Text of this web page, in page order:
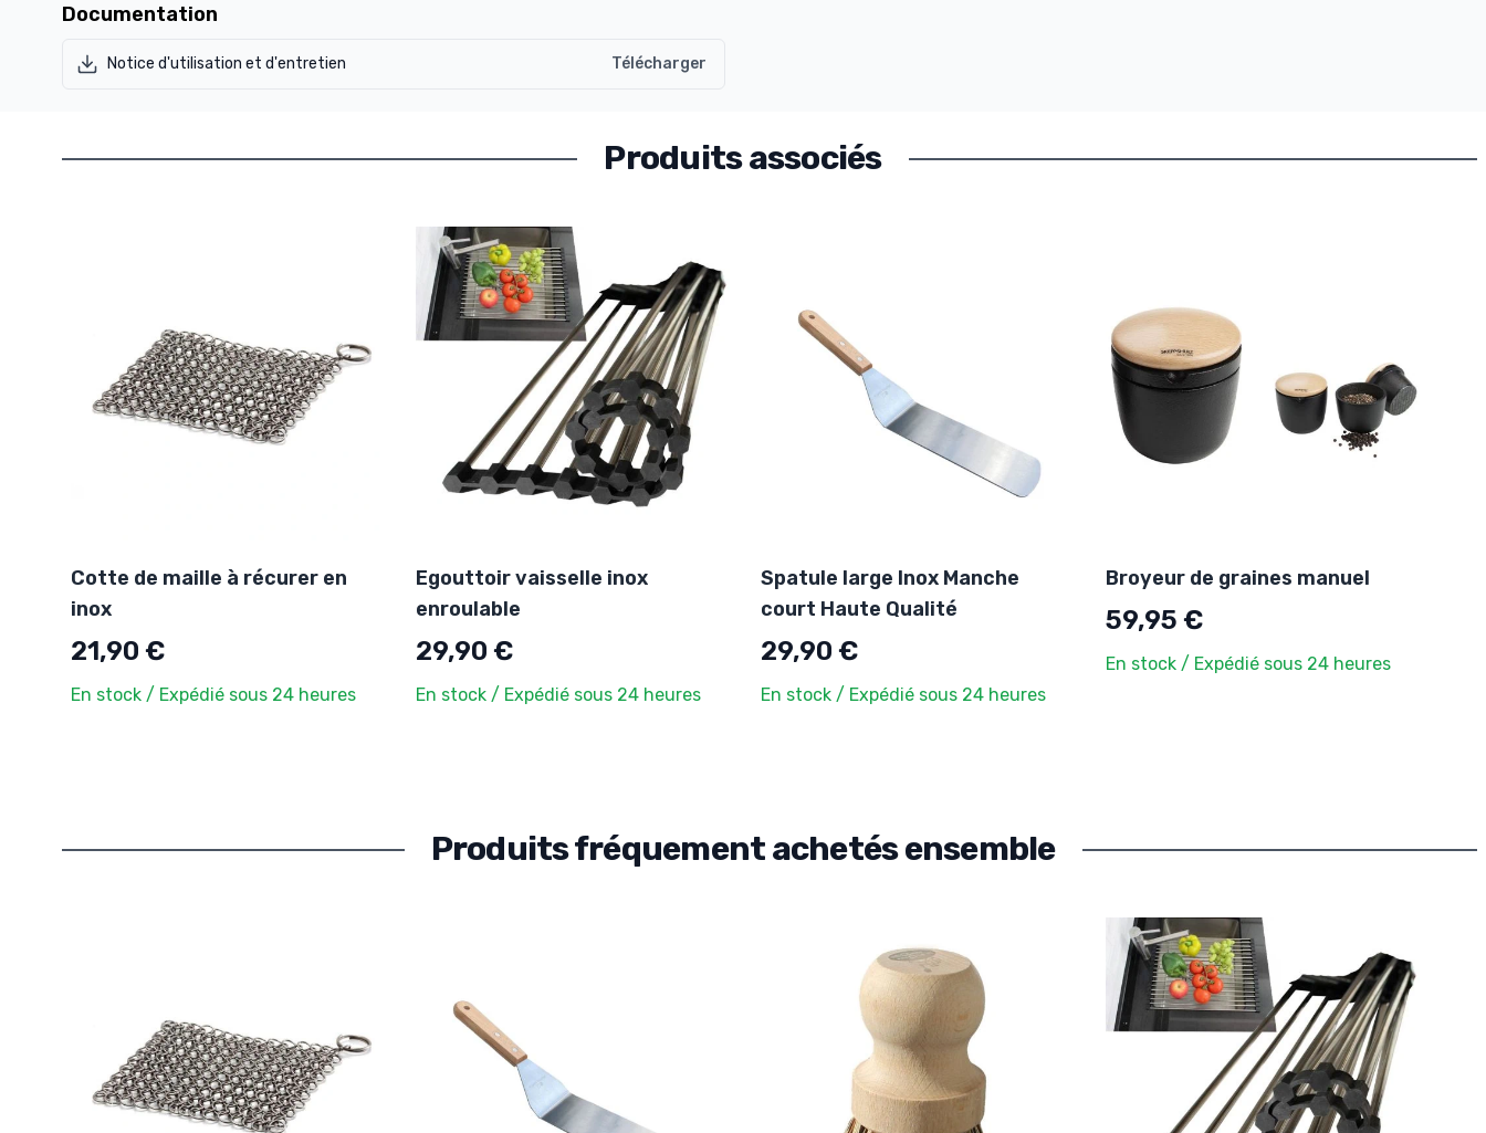
Documentation
Notice d'utilisation et d'entretien Télécharger
Produits associés
Cotte de maille à récurer en
inox
21,90 €
En stock / Expédié sous 24 heures
Egouttoir vaisselle inox
enroulable
29,90 €
En stock / Expédié sous 24 heures
Spatule large Inox Manche
court Haute Qualité
29,90 €
En stock / Expédié sous 24 heures
Broyeur de graines manuel
59,95 €
En stock / Expédié sous 24 heures
Produits fréquement achetés ensemble